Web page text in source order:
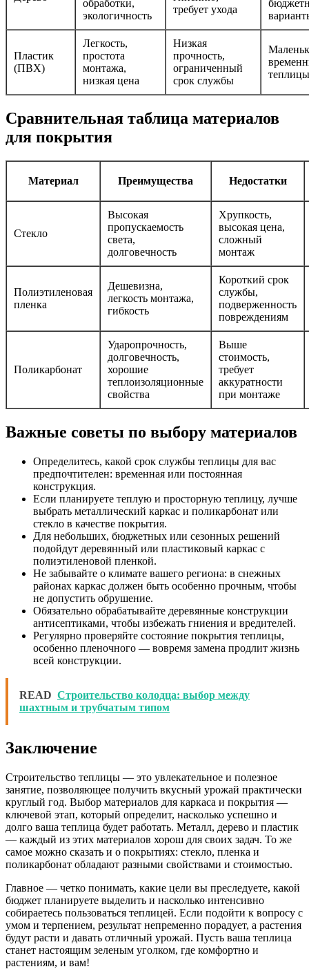
обработки,
экологичность
требует ухода
Пластик
(ПВХ)
Легкость,
простота
монтажа,
низкая цена
Низкая
прочность,
ограниченный
срок службы
теплицы
Сравнительная таблица материалов
для покрытия
Материал Преимущества Недостатки
Стекло
Высокая
пропускаемость
света,
долговечность
Хрупкость,
высокая цена,
сложный
монтаж
Полиэтиленовая
пленка
Дешевизна,
легкость монтажа,
гибкость
Короткий срок
службы,
подверженность
повреждениям
Поликарбонат
Ударопрочность,
долговечность,
хорошие
теплоизоляционные
свойства
Выше
стоимость,
требует
аккуратности
при монтаже
Важные советы по выбору материалов
Определитесь, какой срок службы теплицы для вас
предпочтителен: временная или постоянная
конструкция.
Если планируете теплую и просторную теплицу, лучше
выбрать металлический каркас и поликарбонат или
стекло в качестве покрытия.
Для небольших, бюджетных или сезонных решений
подойдут деревянный или пластиковый каркас с
полиэтиленовой пленкой.
Не забывайте о климате вашего региона: в снежных
районах каркас должен быть особенно прочным, чтобы
не допустить обрушение.
Обязательно обрабатывайте деревянные конструкции
антисептиками, чтобы избежать гниения и вредителей.
Регулярно проверяйте состояние покрытия теплицы,
особенно пленочного — вовремя замена продлит жизнь
всей конструкции.
READ Строительство колодца: выбор между
шахтным и трубчатым типом
Заключение
Строительство теплицы — это увлекательное и полезное
занятие, позволяющее получить вкусный урожай практически
круглый год. Выбор материалов для каркаса и покрытия —
ключевой этап, который определит, насколько успешно и
долго ваша теплица будет работать. Металл, дерево и пластик
— каждый из этих материалов хорош для своих задач. То же
самое можно сказать и о покрытиях: стекло, пленка и
поликарбонат обладают разными свойствами и стоимостью.
Главное — четко понимать, какие цели вы преследуете, какой
бюджет планируете выделить и насколько интенсивно
собираетесь пользоваться теплицей. Если подойти к вопросу с
умом и терпением, результат непременно порадует, а растения
будут расти и давать отличный урожай. Пусть ваша теплица
станет настоящим зеленым уголком, где комфортно и
растениям, и вам!